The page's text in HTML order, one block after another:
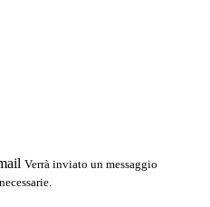
Verrà inviato un messaggio